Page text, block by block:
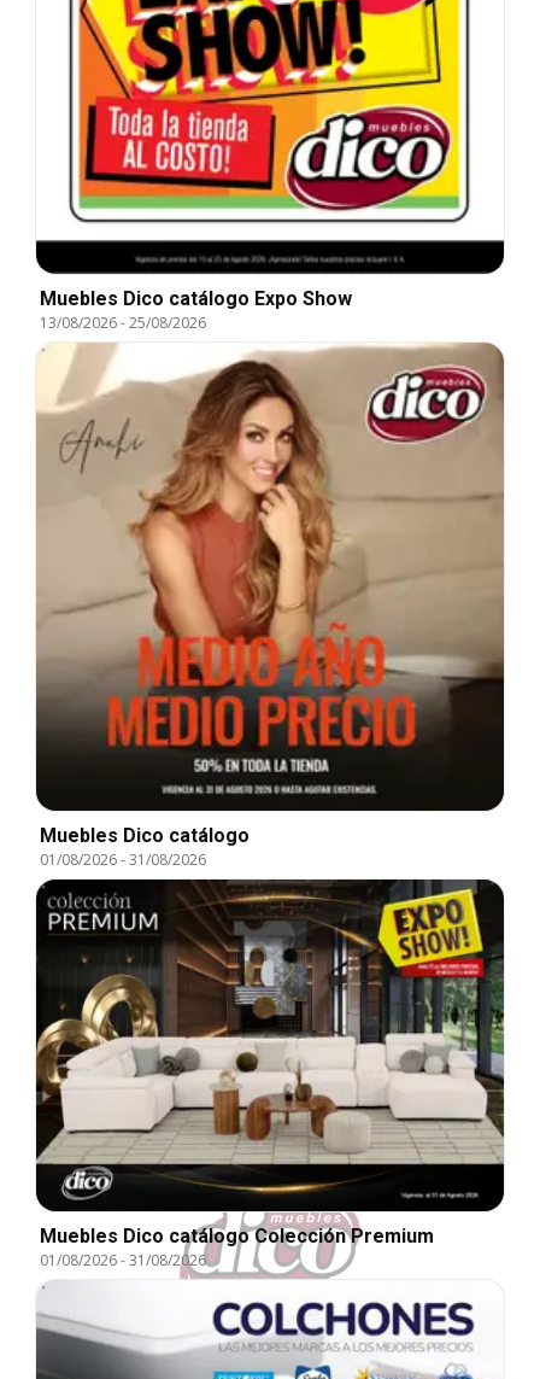
Muebles Dico catálogo Expo Show
13/08/2026-25/08/2026
Muebles Dico catálogo
01/08/2026-31/08/2026
Muebles Dico catálogo Colección Premium
01/08/2026-31/08/2026